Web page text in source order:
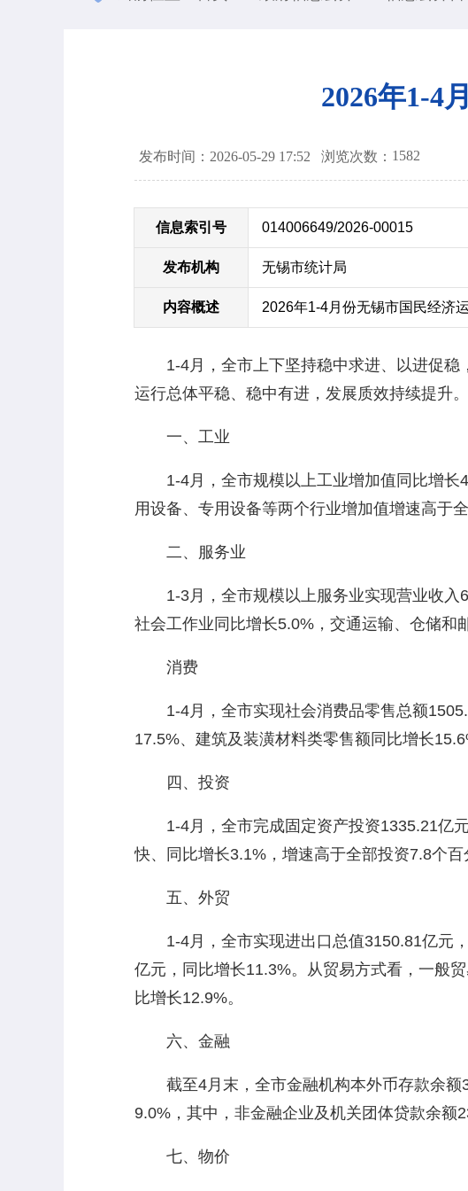
2026年1-4
发布时间：2026-05-29 17:52 浏览次数： 1582
信息索引号 014006649/2026-00015
发布机构 无锡市统计局
内容概述 2026年1-4月份无锡市国民经济
1-4月，全市上下坚持稳中求进、以进促稳
运行总体平稳、稳中有进，发展质效持续提升。
一、工业
1-4月，全市规模以上工业增加值同比增长
用设备、专用设备等两个行业增加值增速高于
二、服务业
1-3月，全市规模以上服务业实现营业收入
社会工作业同比增长5.0%，交通运输、仓储和
消费
1-4月，全市实现社会消费品零售总额
17.5%、建筑及装潢材料类零售额同比增长
四、投资
1-4月，全市完成固定资产投资1335.21亿元
快、同比增长3.1%，增速高于全部投资7.8个
五、外贸
1-4月，全市实现进出口总值3150.81亿元，
亿元，同比增长11.3%。从贸易方式看，一般
比增长12.9%。
六、金融
截至4月末，全市金融机构本外币存款余额
9.0%，其中，非金融企业及机关团体贷款余额
七、物价